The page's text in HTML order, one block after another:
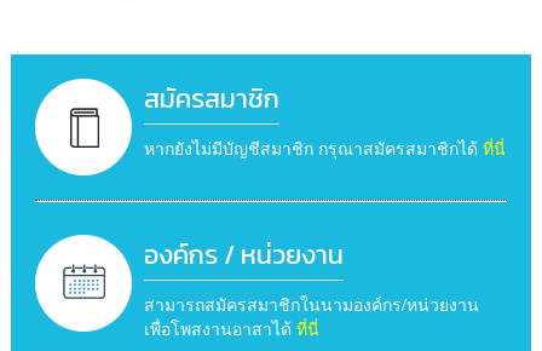
สมัครสมาชิก
หากยังไม่มีบัญชีสมาชิก กรุณาสมัครสมาชิกได้ ที่นี่
องค์กร / หน่วยงาน
สามารถสมัครสมาชิกในนามองค์กร/หน่วยงาน
เพื่อโพสงานอาสาได้ ที่นี่